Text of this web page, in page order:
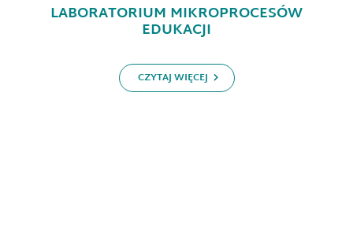
LABORATORIUM MIKROPROCESÓW
EDUKACJI
CZYTAJ WIĘCEJ